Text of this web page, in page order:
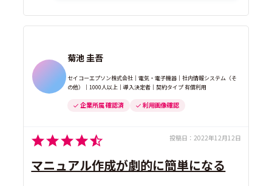
菊池 圭吾
セイコーエプソン株式会社｜電気・電子機器｜社内情報システム（そ
の他）｜1000人以上｜導入決定者｜契約タイプ 有償利用
企業所属 確認済 利用画像確認
投稿日： 2022年12月12日
マニュアル作成が劇的に簡単になる